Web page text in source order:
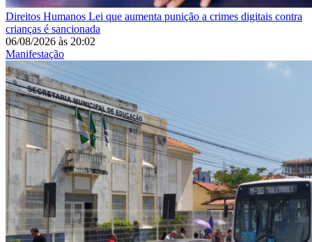
Direitos Humanos Lei que aumenta punição a crimes digitais contra
crianças é sancionada
06/08/2026 às 20:02
Manifestação